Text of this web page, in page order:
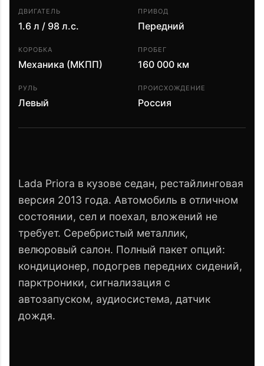
ДВИГАТЕЛЬ
1.6 л / 98 л.с.
ПРИВОД
Передний
КОРОБКА
Механика (МКПП)
ПРОБЕГ
160 000 км
РУЛЬ
Левый
ПРОИСХОЖДЕНИЕ
Россия
Lada Priora в кузове седан, рестайлинговая
версия 2013 года. Автомобиль в отличном
состоянии, сел и поехал, вложений не
требует. Серебристый металлик,
велюровый салон. Полный пакет опций:
кондиционер, подогрев передних сидений,
парктроники, сигнализация с
автозапуском, аудиосистема, датчик
дождя.